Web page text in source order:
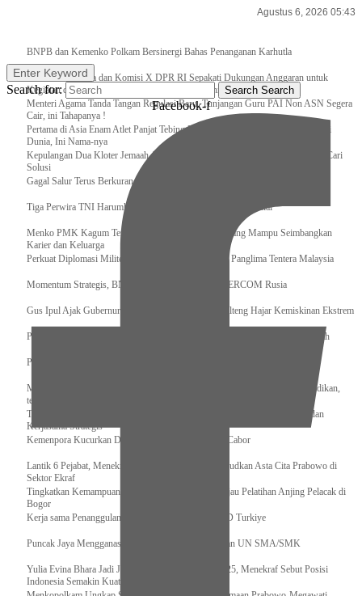
Agustus 6, 2026 05:43
BNPB dan Kemenko Polkam Bersinergi Bahas Penanganan Karhutla
Raker Kemenpora dan Komisi X DPR RI Sepakati Dukungan Anggaran untuk
Kegiatan dan Program Prioritas Pemuda dan Olahraga
Menteri Agama Tanda Tangan Regulasi Baru, Tunjangan Guru PAI Non ASN Segera
Cair, ini Tahapanya !
Pertama di Asia Enam Atlet Panjat Tebing Indonesia Taklukkan Tebing Tertinggi
Dunia, Ini Nama-nya
Kepulangan Dua Kloter Jemaah Asal Surabaya Tertunda, Kemenag Upayakan Cari
Solusi
Gagal Salur Terus Berkurang, Gus Ipul: 405 Ribu Lebih Bansos Cair
Tiga Perwira TNI Harumkan Indonesia Di Kancah Internasional
Menko PMK Kagum Terhadap Perempuan Modern yang Mampu Seimbangkan
Karier dan Keluarga
Perkuat Diplomasi Militer, Panglima TNI Terima CC Panglima Tentera Malaysia
Momentum Strategis, BNPB Terima Kunjungan EMERCOM Rusia
Gus Ipul Ajak Gubernur dan Bupati/Wali Kota se-Kalteng Hajar Kemiskinan Ekstrem
Panglima TNI Sambut Kedatangan Presiden RI Usai Lawatan ke Timur Tengah
Pengurus Pusat Pordasi Pacu Dapat Pesan dari Sri Paduka
Menag RI dan Dua Menteri Yordania Jalin Sinergi Bidang Wakaf dan Pendidikan,
termasuk Beasiswa
Tiba di Tanah Air, Presiden Prabowo Subianto Bawa Komitmen Investasi dan
Kerjasama Strategis
Kemenpora Kucurkan Dana untuk Pelatnas pada 13 Cabor
Lantik 6 Pejabat, Menekraf Tegaskan Komitmen Wujudkan Asta Cita Prabowo di
Sektor Ekraf
Tingkatkan Kemampuan K9 TNI, Panglima TNI Tinjau Pelatihan Anjing Pelacak di
Bogor
Kerja sama Penanggulangan Bencana BNPB – AFAD Turkiye
Puncak Jaya Mengganas, TNI-POLRI Solid Amankan UN SMA/SMK
Yulia Evina Bhara Jadi Juri Festival Film Cannes 2025, Menekraf Sebut Posisi
Indonesia Semakin Kuat
Enter Keyword
Search for: Search Search
Facebook-f